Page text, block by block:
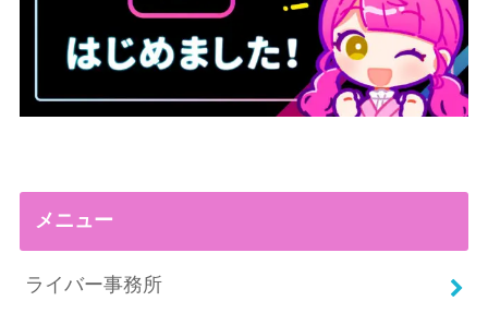
メニュー
ライバー事務所